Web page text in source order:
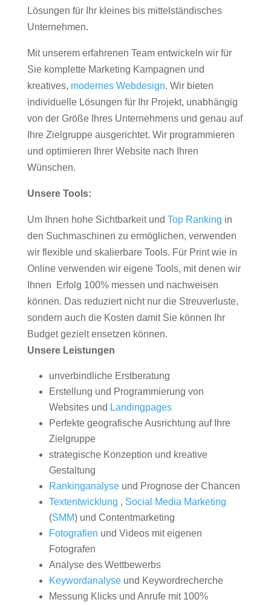
Lösungen für Ihr kleines bis mittelständisches
Unternehmen.
Mit unserem erfahrenen Team entwickeln wir für
Sie komplette Marketing Kampagnen und
kreatives, modernes Webdesign. Wir bieten
individuelle Lösungen für Ihr Projekt, unabhängig
von der Größe Ihres Unternehmens und genau auf
Ihre Zielgruppe ausgerichtet. Wir programmieren
und optimieren Ihrer Website nach Ihren
Wünschen.
Unsere Tools:
Um Ihnen hohe Sichtbarkeit und Top Ranking in
den Suchmaschinen zu ermöglichen, verwenden
wir flexible und skalierbare Tools. Für Print wie in
Online verwenden wir eigene Tools, mit denen wir
Ihnen Erfolg 100% messen und nachweisen
können. Das reduziert nicht nur die Streuverluste,
sondern auch die Kosten damit Sie können Ihr
Budget gezielt ensetzen können.
Unsere Leistungen
unverbindliche Erstberatung
Erstellung und Programmierung von
Websites und Landingpages
Perfekte geografische Ausrichtung auf Ihre
Zielgruppe
strategische Konzeption und kreative
Gestaltung
Rankinganalyseund Prognose der Chancen
Textentwicklung , Social Media Marketing
(SMM) und Contentmarketing
Fotografien und Videos mit eigenen
Fotografen
Analyse des Wettbewerbs
Keywordanalyseund Keywordrecherche
Messung Klicks und Anrufe mit 100%